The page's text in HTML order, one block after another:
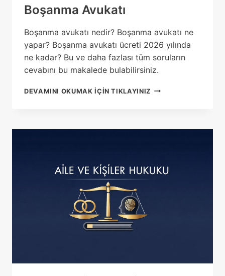
Boşanma Avukatı
Boşanma avukatı nedir? Boşanma avukatı ne
yapar? Boşanma avukatı ücreti 2026 yılında
ne kadar? Bu ve daha fazlası tüm soruların
cevabını bu makalede bulabilirsiniz.
DEVAMINI OKUMAK IÇIN TIKLAYINIZ BOŞANMA